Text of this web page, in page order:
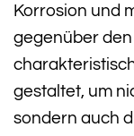
Korrosion und
gegenüber den
gestaltet, um
sondern auch